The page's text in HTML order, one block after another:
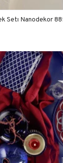
Setı Nanodekor